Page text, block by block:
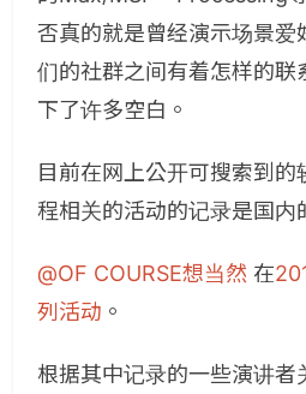
否真的就是曾经演示场景爱
们的社群之间有着怎样的联
下了许多空白。
目前在网上公开可搜索到的
程相关的活动的记录是国内
@OF COURSE想当然 在
列活动 。
根据其中记录的一些演讲者